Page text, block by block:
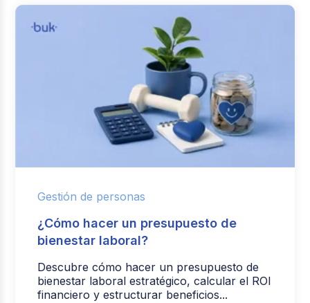
Gestión de personas
¿Cómo hacer un presupuesto de
bienestar laboral?
Descubre cómo hacer un presupuesto de
bienestar laboral estratégico, calcular el ROI
financiero y estructurar beneficios...